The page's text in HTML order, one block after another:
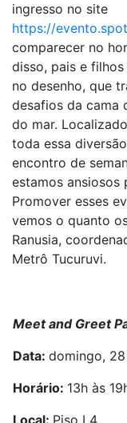
ingresso no site
https://
comparecer no
disso, pais e
no desenho, que
desafios da cama
do mar.
toda essa
encontro de
estamos ansiosos
Promover esses
vemos o quanto
Ranusia,
Metrô Tucuruvi.
Meet and Greet
Data: domingo,
Horário: 13h às
Local: Piso L4